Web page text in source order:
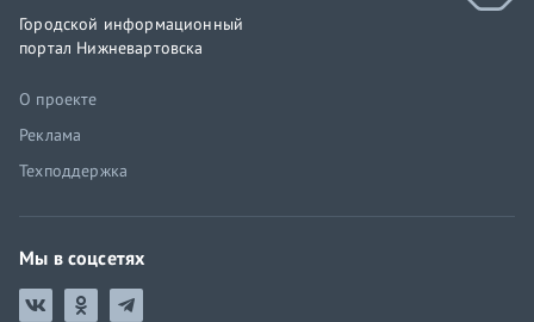
Городской информационный
портал Нижневартовска
О проекте
Реклама
Техподдержка
Мы в соцсетях